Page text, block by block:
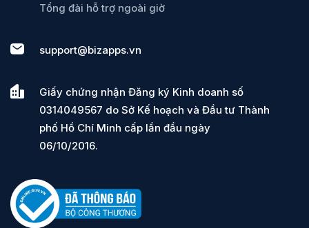
Tổng đài hỗ trợ ngoài giờ
support@bizapps.vn
Giấy chứng nhận Đăng ký Kinh doanh số
0314049567 do Sở Kế hoạch và Đầu tư Thành
phố Hồ Chí Minh cấp lần đầu ngày
06/10/2016.